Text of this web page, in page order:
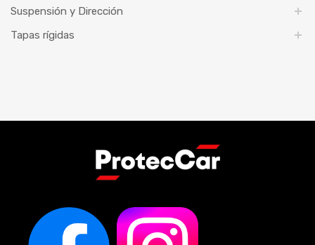
Suspensión y Dirección
Tapas rígidas